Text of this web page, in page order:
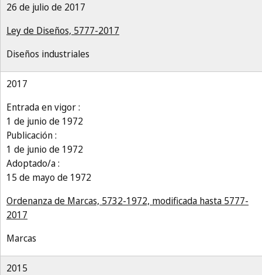
26 de julio de 2017
Ley de Diseños, 5777-2017
Diseños industriales
2017
Entrada en vigor :
1 de junio de 1972
Publicación :
1 de junio de 1972
Adoptado/a :
15 de mayo de 1972
Ordenanza de Marcas, 5732-1972, modificada hasta 5777-
2017
Marcas
2015